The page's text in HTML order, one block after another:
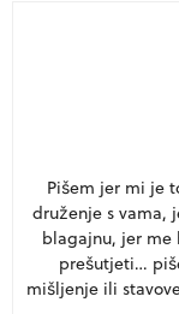
Pišem jer mi je
druženje s vama,
blagajnu, jer me
prešutjeti…
mišljenje ili